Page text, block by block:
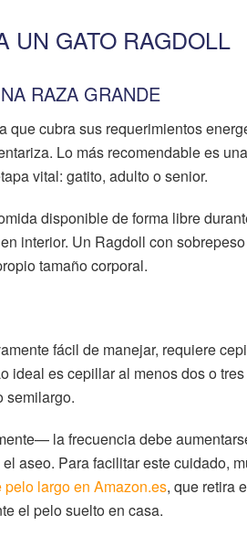
UN GATO RAGDOLL
RAZA GRANDE
cubra sus requerimientos
Lo más recomendable es
vital: gatito, adulto o senior.
disponible de forma libre
interior. Un Ragdoll con
tamaño corporal.
fácil de manejar, requiere
ideal es cepillar al menos dos o
semilargo.
la frecuencia debe
aseo. Para facilitar este cuidado,
largo en Amazon.es, que retira
el pelo suelto en casa.